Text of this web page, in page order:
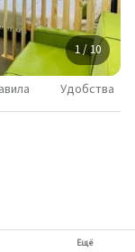
1 / 10
Удобства
Ещё